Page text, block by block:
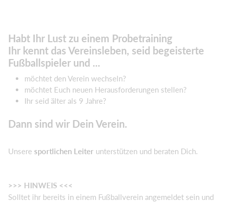
Habt Ihr Lust zu einem Probetraining
Ihr kennt das Vereinsleben, seid begeisterte
Fußballspieler und ...
möchtet den Verein wechseln?
möchtet Euch neuen Herausforderungen stellen?
Ihr seid älter als 9 Jahre?
Dann sind wir Dein Verein.
Unsere sportlichen Leiter unterstützen und beraten Dich.
>>> HINWEIS <<<
Solltet ihr bereits in einem Fußballverein angemeldet sein und